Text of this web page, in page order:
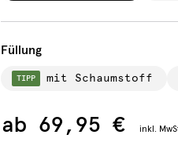
Füllung
TIPP mit Schaumstoff
ab 69,95 € inkl.